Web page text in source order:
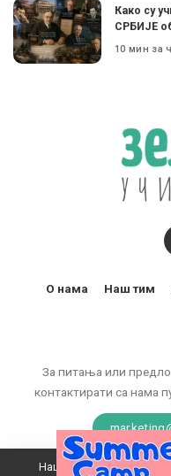
Како су
СРБИЈЕ
10 мин за
За питања или
контактирати са нама
О нама Наш тим
Наш вебсајт користи